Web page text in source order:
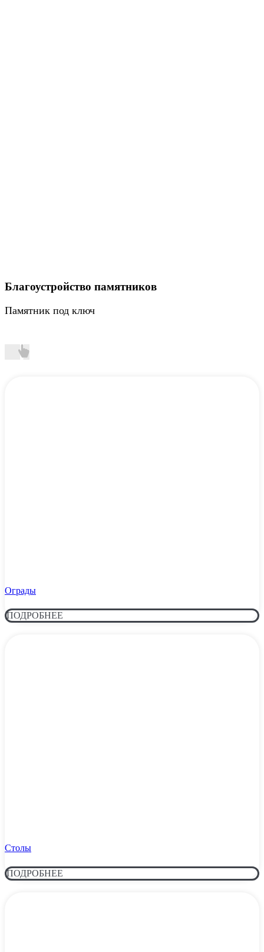
Благоустройство памятников
Памятник под ключ
Ограды
ПОДРОБНЕЕ
Столы
ПОДРОБНЕЕ